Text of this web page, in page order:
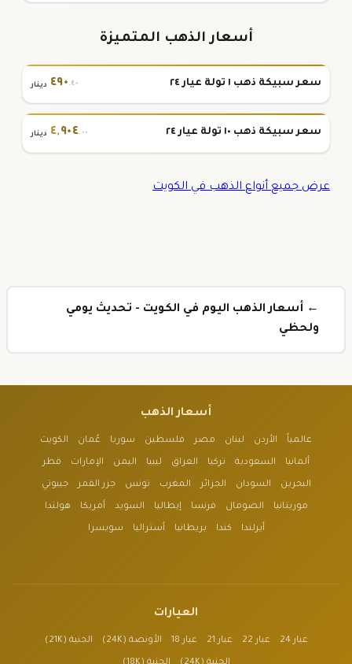
أسعار الذهب المتميزة
سعر سبيكة ذهب ١ تولة عيار ٢٤ ٤٩٠.٤٠ دينار
سعر سبيكة ذهب ١٠ تولة عيار ٢٤ ٤,٩٠٤.٠٠ دينار
عرض جميع أنواع الذهب في الكويت
← أسعار الذهب اليوم في الكويت - تحديث يومي
ولحظي
أسعار الذهب
عالمياً الأردن لبنان مصر فلسطين سوريا عُمان الكويت
ألمانيا السعودية تركيا العراق ليبيا اليمن الإمارات قطر
البحرين السودان الجزائر المغرب تونس جزر القمر جيبوتي
موريتانيا الصومال فرنسا إيطاليا السويد أمريكا هولندا
أيرلندا كندا بريطانيا أستراليا سويسرا
العيارات
عيار 24 عيار 22 عيار 21 عيار 18 الأونصة (24K) الجنية (21K)